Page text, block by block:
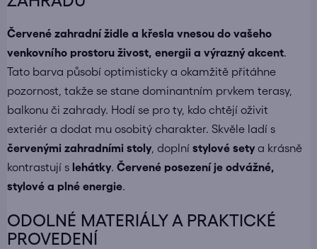
Červené zahradní židle a křesla vnesou do vašeho
venkovního prostoru živost, energii a výrazný akcent
Tato barva působí optimisticky a okamžitě přitáhne
pozornost, takže se stane dominantním prvkem terasy,
balkonu či zahrady. Hodí se pro ty, kdo chtějí oživit
exteriér a dodat mu osobitý charakter. Skvěle ladí s
červenými zahradními stoly, doplní stylové setya krásně
kontrastují s lehátky. Červené posezení je odvážné,
stylové a plné energie
ODOLNÉ MATERIÁLY A PRAKTICKÉ
PROVEDENÍ